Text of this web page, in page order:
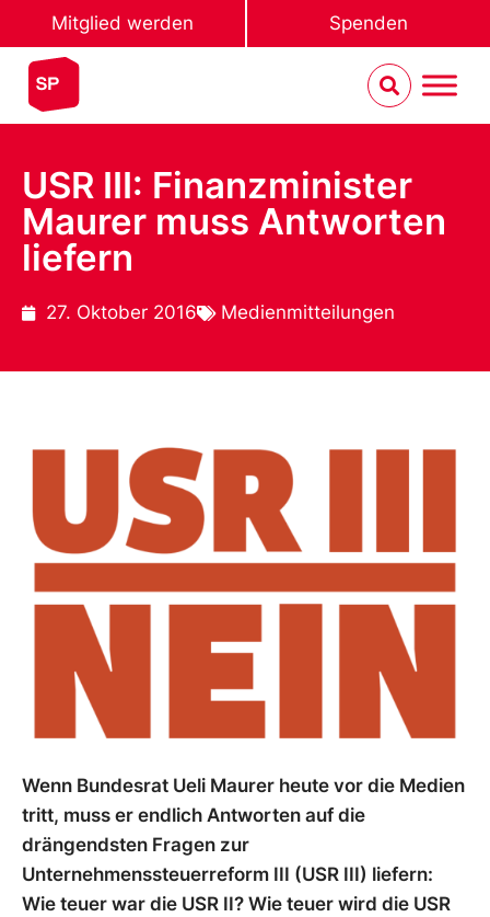
Mitglied werden Spenden
USR III: Finanzminister
Maurer muss Antworten
liefern
27. Oktober 2016 Medienmitteilungen
Wenn Bundesrat Ueli Maurer heute vor die Medien
tritt, muss er endlich Antworten auf die
drängendsten Fragen zur
Unternehmenssteuerreform III (USR III) liefern:
Wie teuer war die USR II? Wie teuer wird die USR